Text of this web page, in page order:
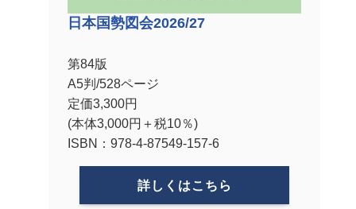
日本国勢図会2026/27
第84版
A5判/528ページ
定価3,300円
(本体3,000円＋税10％)
ISBN：978-4-87549-157-6
詳しくはこちら